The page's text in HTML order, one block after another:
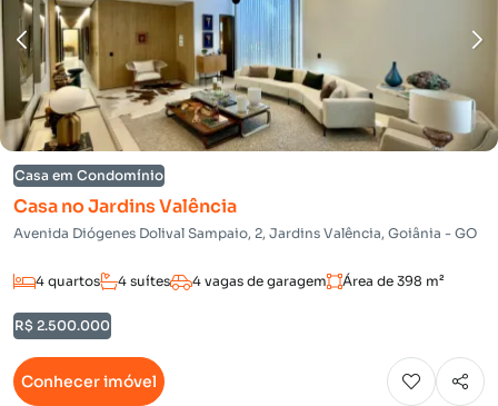
Casa em Condomínio
Casa no Jardins Valência
Avenida Diógenes Dolival Sampaio, 2, Jardins Valência, Goiânia - GO
4 quartos 4 suítes 4 vagas de garagem Área de 398 m²
R$ 2.500.000
Conhecer imóvel